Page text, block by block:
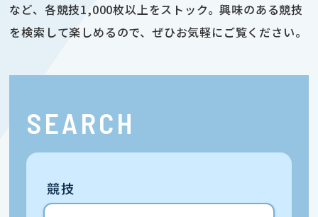
など、各競技1,000枚以上をストック。興味のある競技
を検索して楽しめるので、ぜひお気軽にご覧ください。
SEARCH
競技